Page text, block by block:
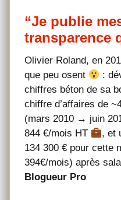
“Je publie
transparence
Olivier Roland, en
que peu osent
:
chiffres béton de sa
chiffre d’affaires de
(mars 2010 → juin
844 €/mois HT
, et
134 300 € pour cette
394€/mois) après
Blogueur Pro